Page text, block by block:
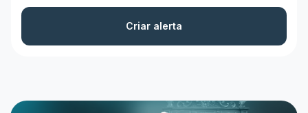
Criar alerta